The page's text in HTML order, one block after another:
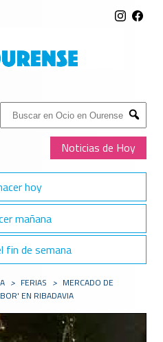
Buscar:
Submit
Noticias de Hoy
hoy
mañana
fin de semana
> FERIAS > MERCADO DE
EN RIBADAVIA